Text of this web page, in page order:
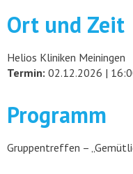
Ort und Zeit
Helios Kliniken Meiningen
Termin: 02.12.2026 |
Programm
Gruppentreffen –